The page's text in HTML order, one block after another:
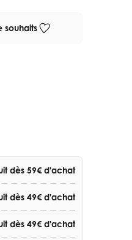
souhaits
dès 59€ d'achat
dès 49€ d'achat
dès 49€ d'achat